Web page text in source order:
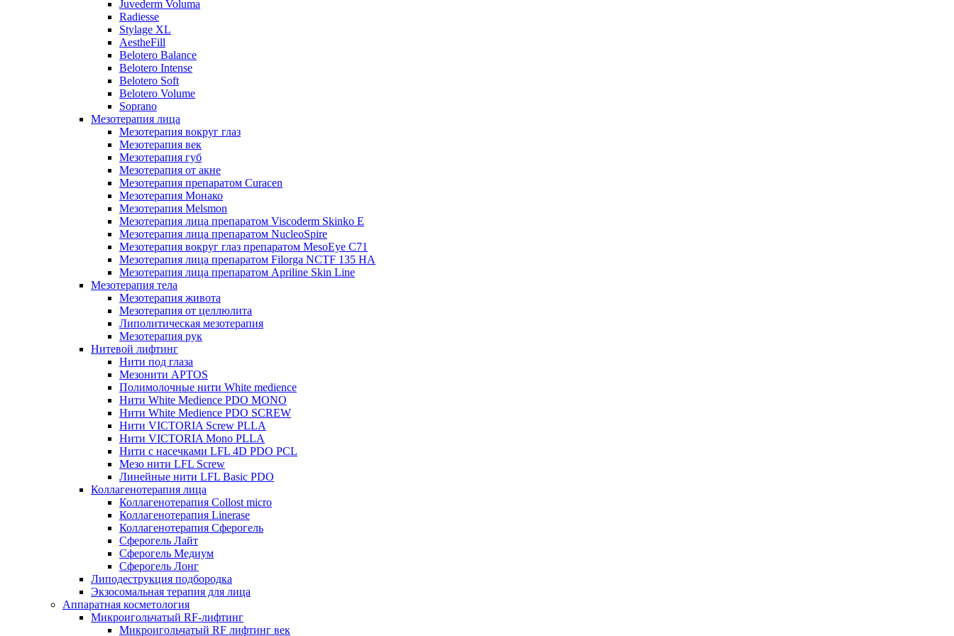
Juvederm Voluma
Radiesse
Stylage XL
AestheFill
Belotero Balance
Belotero Intense
Belotero Soft
Belotero Volume
Soprano
Мезотерапия лица
Мезотерапия вокруг глаз
Мезотерапия век
Мезотерапия губ
Мезотерапия от акне
Мезотерапия препаратом Curacen
Мезотерапия Монако
Мезотерапия Melsmon
Мезотерапия лица препаратом Viscoderm Skinko E
Мезотерапия лица препаратом NucleoSpire
Мезотерапия вокруг глаз препаратом MesoEye С71
Мезотерапия лица препаратом Filorga NCTF 135 HA
Мезотерапия лица препаратом Apriline Skin Line
Мезотерапия тела
Мезотерапия живота
Мезотерапия от целлюлита
Липолитическая мезотерапия
Мезотерапия рук
Нитевой лифтинг
Нити под глаза
Мезонити APTOS
Полимолочные нити White medience
Нити White Medience PDO MONO
Нити White Medience PDO SCREW
Нити VICTORIA Screw PLLA
Нити VICTORIA Mono PLLA
Нити с насечками LFL 4D PDO PCL
Мезо нити LFL Screw
Линейные нити LFL Basic PDO
Коллагенотерапия лица
Коллагенотерапия Collost micro
Коллагенотерапия Linerase
Коллагенотерапия Сферогель
Сферогель Лайт
Сферогель Медиум
Сферогель Лонг
Липодеструкция подбородка
Экзосомальная терапия для лица
Аппаратная косметология
Микроигольчатый RF-лифтинг
Микроигольчатый RF лифтинг век